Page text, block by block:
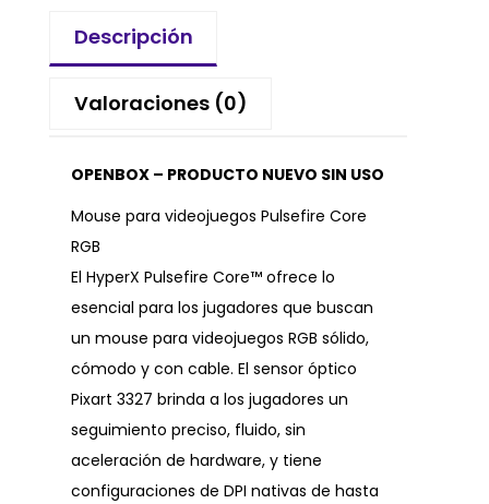
Descripción
Valoraciones (0)
OPENBOX – PRODUCTO NUEVO SIN USO
Mouse para videojuegos Pulsefire Core
RGB
El HyperX Pulsefire Core™ ofrece lo
esencial para los jugadores que buscan
un mouse para videojuegos RGB sólido,
cómodo y con cable. El sensor óptico
Pixart 3327 brinda a los jugadores un
seguimiento preciso, fluido, sin
aceleración de hardware, y tiene
configuraciones de DPI nativas de hasta